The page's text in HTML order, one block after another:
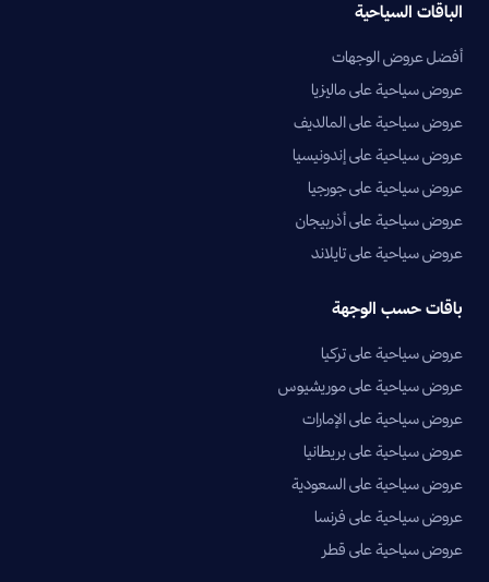
الباقات السياحية
أفضل عروض الوجهات
عروض سياحية على ماليزيا
عروض سياحية على المالديف
عروض سياحية على إندونيسيا
عروض سياحية على جورجيا
عروض سياحية على أذربيجان
عروض سياحية على تايلاند
باقات حسب الوجهة
عروض سياحية على تركيا
عروض سياحية على موريشيوس
عروض سياحية على الإمارات
عروض سياحية على بريطانيا
عروض سياحية على السعودية
عروض سياحية على فرنسا
عروض سياحية على قطر